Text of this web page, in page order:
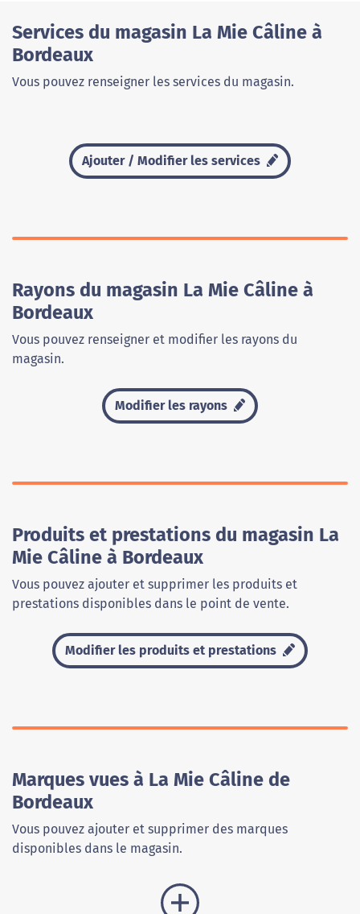
Services du magasin La Mie Câline à
Bordeaux
Vous pouvez renseigner les services du magasin.
Ajouter / Modifier les services
Rayons du magasin La Mie Câline à
Bordeaux
Vous pouvez renseigner et modifier les rayons du
magasin.
Modifier les rayons
Produits et prestations du magasin La
Mie Câline à Bordeaux
Vous pouvez ajouter et supprimer les produits et
prestations disponibles dans le point de vente.
Modifier les produits et prestations
Marques vues à La Mie Câline de
Bordeaux
Vous pouvez ajouter et supprimer des marques
disponibles dans le magasin.